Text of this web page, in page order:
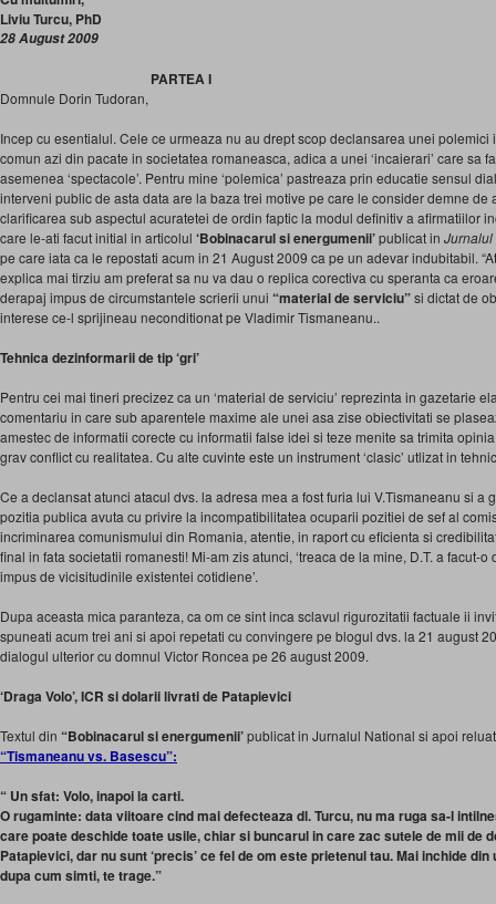
Liviu Turcu, PhD
28 August 2009
PARTEA I
Domnule Dorin Tudoran,
Incep cu esentialul. Cele ce urmeaza nu au drept scop declansarea unei
comun azi din pacate in societatea romaneasca, adica a unei ‘incaierari’ care sa
asemenea ‘spectacole’. Pentru mine ‘polemica’ pastreaza prin educatie sensul
interveni public de asta data are la baza trei motive pe care le consider demne de
clarificarea sub aspectul acuratetei de ordin faptic la modul definitiv a afirmatiilor
care le-ati facut initial in articolul ‘Bobinacarul si energumenii’publicat in
pe care iata ca le repostati acum in 21 August 2009 ca pe un adevar indubitabil.
explica mai tirziu am preferat sa nu va dau o replica corectiva cu speranta ca
derapaj impus de circumstantele scrierii unui “material de serviciu”si dictat de
interese ce-l sprijineau neconditionat pe Vladimir Tismaneanu..
Tehnica dezinformarii de tip ‘gri’
Pentru cei mai tineri precizez ca un ‘material de serviciu’ reprezinta in gazetarie
comentariu in care sub aparentele maxime ale unei asa zise obiectivitati se
amestec de informatii corecte cu informatii false idei si teze menite sa trimita
grav conflict cu realitatea. Cu alte cuvinte este un instrument ‘clasic’ utlizat in
Ce a declansat atunci atacul dvs. la adresa mea a fost furia lui V.Tismaneanu si a
pozitia publica avuta cu privire la incompatibilitatea ocuparii pozitiei de sef al
incriminarea comunismului din Romania, atentie, in raport cu eficienta si
final in fata societatii romanesti! Mi-am zis atunci, ‘treaca de la mine, D.T. a facut-
impus de vicisitudinile existentei cotidiene’.
Dupa aceasta mica paranteza, ca om ce sint inca sclavul rigurozitatii factuale ii
spuneati acum trei ani si apoi repetati cu convingere pe blogul dvs. la 21 august
dialogul ulterior cu domnul Victor Roncea pe 26 august 2009.
‘Draga Volo’, ICR si dolarii livrati de Patapievici
Textul din “Bobinacarul si energumenii’publicat in Jurnalul National si apoi
“Tismaneanu vs. Basescu”:
“ Un sfat: Volo, inapoi la carti.
O rugaminte: data viitoare cind mai defecteaza dl. Turcu, nu ma ruga sa-l
care poate deschide toate usile, chiar si buncarul in care zac sutele de mii de
Patapievici, dar nu sunt ‘precis’ ce fel de om este prietenul tau. Mai inchide
dupa cum simti, te trage.”